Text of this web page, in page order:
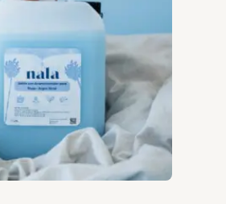
desde
$386.40
hasta
$1,214.40